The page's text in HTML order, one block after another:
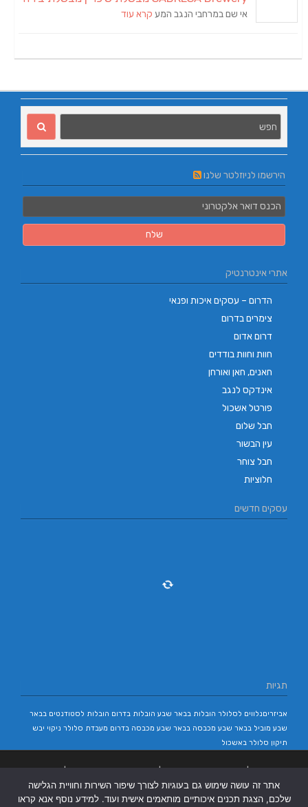
אי שם במרחבי הנגב המע קרא עוד
הירשמו לניוזלטר שלנו
אתרי אינטרנטיק
הדרום – עסקים איכות ופנאי
צימרים בדרום
דרום אדום
חוות וחוות בודדים
חאנים, חאן ואורחן
אינדקס לנגב
פורטל אשכול
חבל שלום
עין הבשור
חבל צוחר
חלוציות
עסקים חדשים
תגיות
אביזריםנלווים לסלולר הובלות בבאר שבע הובלות בדרום הובלות לסטודנטים בבאר
שבע מוביל בבאר שבע מכבסה בבאר שבע מכבסה בדרום מעבדת סלולר ניקוי יבש
תיקון סלולר באשכול
בבאר שבע |
אתר זה עושה שימוש גם בעוגיות לצורך שיפור השירות וחוויית הגלישה
שלכם, הצגת תכנים איכותיים מותאמים אישית ועוד. למידע נוסף אנא קראו